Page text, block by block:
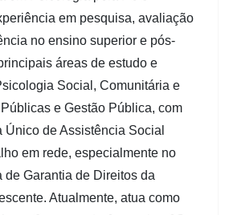
em pesquisa, avaliação
no ensino superior e pós-
áreas de estudo e
Social, Comunitária e
e Gestão Pública, com
Único de Assistência Social
em rede, especialmente no
de Garantia de Direitos da
Atualmente, atua como